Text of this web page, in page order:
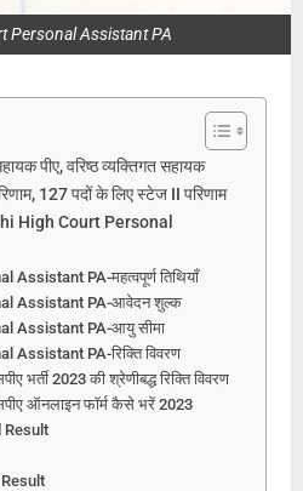
Personal Assistant PA
पीए, वरिष्ठ व्यक्तिगत सहायक
127 पदों के लिए स्टेज II परिणाम
High Court Personal
Assistant PA-महत्वपूर्ण तिथियाँ
Assistant PA-आवेदन शुल्क
Assistant PA-आयु सीमा
Assistant PA-रिक्ति विवरण
भर्ती 2023 की श्रेणीबद्ध रिक्ति विवरण
ऑनलाइन फॉर्म कैसे भरें 2023
Result